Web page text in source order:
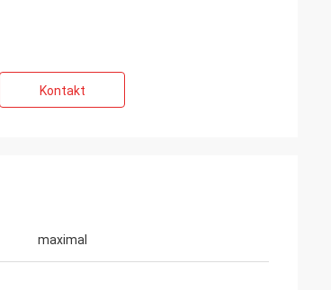
Kontakt
maximal